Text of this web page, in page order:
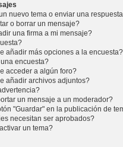
nuevo tema o enviar una
o borrar un mensaje?
una firma a mi mensaje?
añadir más opciones a la encuesta?
encuesta?
acceder a algún foro?
añadir archivos adjuntos?
un mensaje a un moderador?
"Guardar" en la publicación de
necesitan ser aprobados?
un tema?